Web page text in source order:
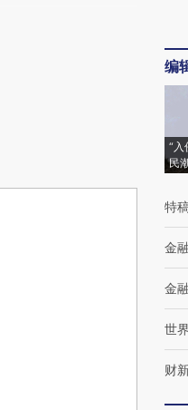
编
“入
民
特
金融
金
世界
财